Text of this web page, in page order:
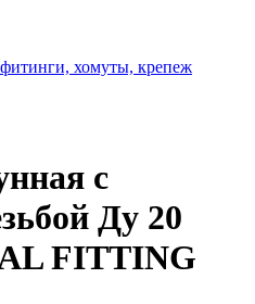
хомуты, крепеж
с
Ду 20
FITTING